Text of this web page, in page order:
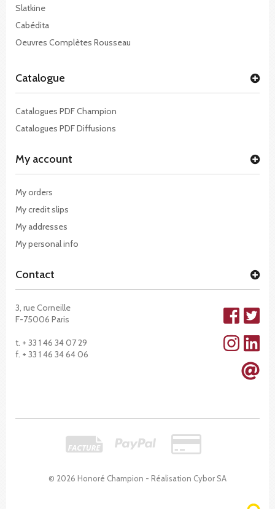
© 2026 Honoré Champion - Réalisation Cybor SA
Slatkine
Cabédita
Oeuvres Complètes Rousseau
Catalogue
Catalogues PDF Champion
Catalogues PDF Diffusions
My account
My orders
My credit slips
My addresses
My personal info
Contact
3, rue Corneille
F-75006 Paris
t. + 33 1 46 34 07 29
f. + 33 1 46 34 64 06